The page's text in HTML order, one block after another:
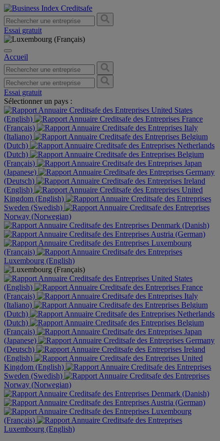
Essai gratuit
Accueil
Essai gratuit
Sélectionner un pays :
United States
(English)
France
(Français)
Italy
(Italiano)
Belgium
(Dutch)
Netherlands
(Dutch)
Belgium
(Français)
Japan
(Japanese)
Germany
(Deutsch)
Ireland
(English)
United
Kingdom (English)
Sweden (Swedish)
Norway (Norwegian)
Denmark (Danish)
Austria (German)
Luxembourg
(Français)
Luxembourg (English)
United States
(English)
France
(Français)
Italy
(Italiano)
Belgium
(Dutch)
Netherlands
(Dutch)
Belgium
(Français)
Japan
(Japanese)
Germany
(Deutsch)
Ireland
(English)
United
Kingdom (English)
Sweden (Swedish)
Norway (Norwegian)
Denmark (Danish)
Austria (German)
Luxembourg
(Français)
Luxembourg (English)